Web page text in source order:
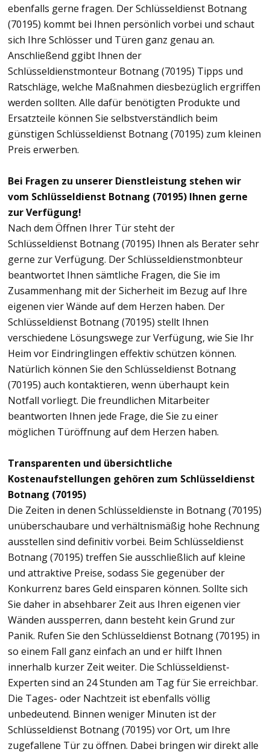
ebenfalls gerne fragen. Der Schlüsseldienst Botnang
(70195) kommt bei Ihnen persönlich vorbei und schaut
sich Ihre Schlösser und Türen ganz genau an.
Anschließend ggibt Ihnen der
Schlüsseldienstmonteur Botnang (70195) Tipps und
Ratschläge, welche Maßnahmen diesbezüglich ergriffen
werden sollten. Alle dafür benötigten Produkte und
Ersatzteile können Sie selbstverständlich beim
günstigen Schlüsseldienst Botnang (70195) zum kleinen
Preis erwerben.
Bei Fragen zu unserer Dienstleistung stehen wir
vom Schlüsseldienst Botnang (70195) Ihnen gerne
zur Verfügung!
Nach dem Öffnen Ihrer Tür steht der
Schlüsseldienst Botnang (70195) Ihnen als Berater sehr
gerne zur Verfügung. Der Schlüsseldienstmonbteur
beantwortet Ihnen sämtliche Fragen, die Sie im
Zusammenhang mit der Sicherheit im Bezug auf Ihre
eigenen vier Wände auf dem Herzen haben. Der
Schlüsseldienst Botnang (70195) stellt Ihnen
verschiedene Lösungswege zur Verfügung, wie Sie Ihr
Heim vor Eindringlingen effektiv schützen können.
Natürlich können Sie den Schlüsseldienst Botnang
(70195) auch kontaktieren, wenn überhaupt kein
Notfall vorliegt. Die freundlichen Mitarbeiter
beantworten Ihnen jede Frage, die Sie zu einer
möglichen Türöffnung auf dem Herzen haben.
Transparenten und übersichtliche
Kostenaufstellungen gehören zum Schlüsseldienst
Botnang (70195)
Die Zeiten in denen Schlüsseldienste in Botnang (70195)
unüberschaubare und verhältnismäßig hohe Rechnung
ausstellen sind definitiv vorbei. Beim Schlüsseldienst
Botnang (70195) treffen Sie ausschließlich auf kleine
und attraktive Preise, sodass Sie gegenüber der
Konkurrenz bares Geld einsparen können. Sollte sich
Sie daher in absehbarer Zeit aus Ihren eigenen vier
Wänden aussperren, dann besteht kein Grund zur
Panik. Rufen Sie den Schlüsseldienst Botnang (70195) in
so einem Fall ganz einfach an und er hilft Ihnen
innerhalb kurzer Zeit weiter. Die Schlüsseldienst-
Experten sind an 24 Stunden am Tag für Sie erreichbar.
Die Tages- oder Nachtzeit ist ebenfalls völlig
unbedeutend. Binnen weniger Minuten ist der
Schlüsseldienst Botnang (70195) vor Ort, um Ihre
zugefallene Tür zu öffnen. Dabei bringen wir direkt alle